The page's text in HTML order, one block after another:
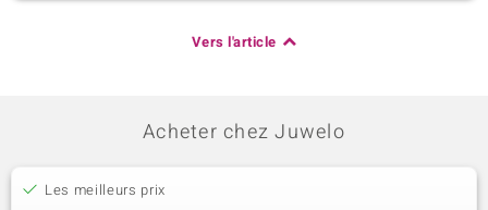
Vers l'article
Acheter chez Juwelo
Les meilleurs prix